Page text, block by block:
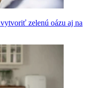
zelenú oázu aj na